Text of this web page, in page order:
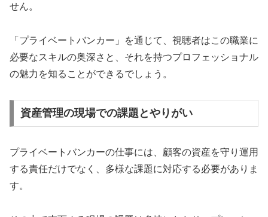
せん。
「プライベートバンカー」を通じて、視聴者はこの職業に
必要なスキルの奥深さと、それを持つプロフェッショナル
の魅力を知ることができるでしょう。
資産管理の現場での課題とやりがい
プライベートバンカーの仕事には、顧客の資産を守り運用
する責任だけでなく、多様な課題に対応する必要がありま
す。